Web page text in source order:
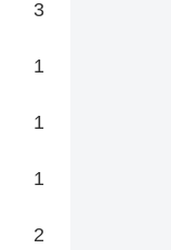
3
1
1
1
2